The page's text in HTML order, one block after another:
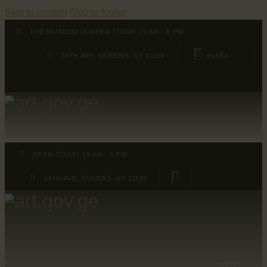
Skip to content Skip to footer
THE MUSEUM IS OPEN TODAY 10 AM - 5 PM
34TH AVE, QUEENS, NY 11106
OPEN TODAY 10 AM - 5 PM
34TH AVE, QUEENS, NY 11106